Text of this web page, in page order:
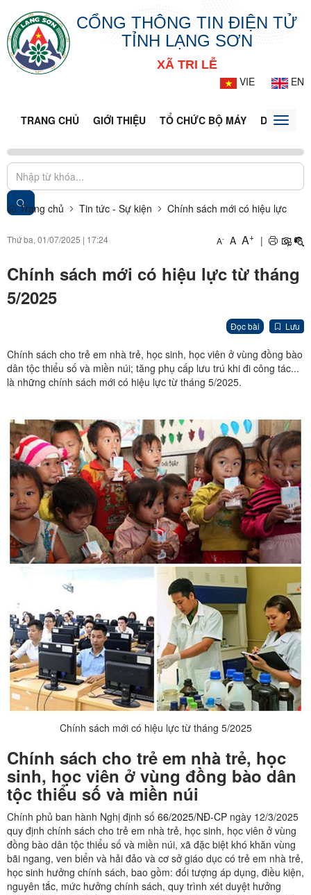
CỔNG THÔNG TIN ĐIỆN TỬ
TỈNH LẠNG SƠN
XÃ TRI LỄ
VIE
EN
TRANG CHỦ GIỚI THIỆU TỔ CHỨC BỘ MÁY DOANH
Toggle
Trang chủ Tin tức - Sự kiện Chính sách mới có hiệu lực
Thứ ba, 01/07/2025 | 17:24 A- A A+ |
Chính sách mới có hiệu lực từ tháng
5/2025
Đọc bài Lưu
Chính sách cho trẻ em nhà trẻ, học sinh, học viên ở vùng đồng bào
dân tộc thiểu số và miền núi; tăng phụ cấp lưu trú khi đi công tác...
là những chính sách mới có hiệu lực từ tháng 5/2025.
Chính sách mới có hiệu lực từ tháng 5/2025
Chính sách cho trẻ em nhà trẻ, học
sinh, học viên ở vùng đồng bào dân
tộc thiểu số và miền núi
Chính phủ ban hành Nghị định số 66/2025/NĐ-CP ngày 12/3/2025
quy định chính sách cho trẻ em nhà trẻ, học sinh, học viên ở vùng
đồng bào dân tộc thiểu số và miền núi, xã đặc biệt khó khăn vùng
bãi ngang, ven biển và hải đảo và cơ sở giáo dục có trẻ em nhà trẻ,
học sinh hưởng chính sách, bao gồm: đối tượng áp dụng, điều kiện,
nguyên tắc, mức hưởng chính sách, quy trình xét duyệt hưởng